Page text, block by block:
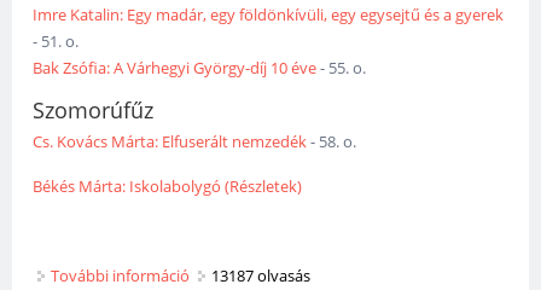
Imre Katalin: Egy madár, egy földönkívüli, egy egysejtű és a gyerek
- 51. o.
Bak Zsófia: A Várhegyi György-díj 10 éve- 55. o.
Szomorúfűz
Cs. Kovács Márta: Elfuserált nemzedék- 58. o.
Békés Márta: Iskolabolygó (Részletek)
További információ 2010/1 (52. szám) tartalommal kapcsolatosan
13187 olvasás